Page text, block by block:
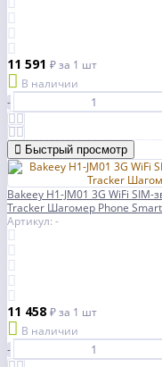
11 591 ₽за 1 шт
В наличии
-
Быстрый просмотр
Bakeey H1-JM01 3G WiFi
Tracker Шагомер Phone
Артикул: -
11 458 ₽за 1 шт
В наличии
-